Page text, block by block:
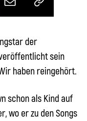
der
sein
haben reingehört.
schon als Kind auf
wo er zu den Songs